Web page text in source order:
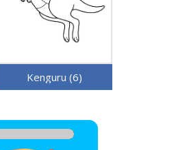
Kenguru (6)